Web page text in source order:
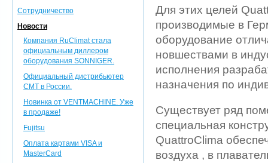
Сотрудничество
Новости
Компания RuClimat стала
официальным диллером
оборудования SONNIGER.
Официальный дистрибьютер
CMT в России.
Новинка от VENTMACHINE. Уже
в продаже!
Fujitsu
Оплата картами VISA и
MasterCard
Для этих целей
производимые в
оборудование
новшествами в
исполнения
назначения по
Существует ряд
специальная
QuattroClima
воздуха , в